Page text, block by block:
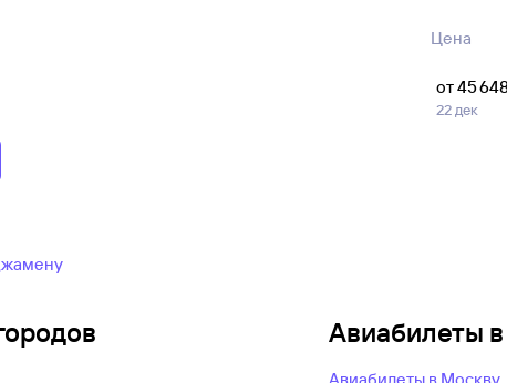
услуг включено в тариф.
Цена
от 45
22 дек
Авиабилеты в